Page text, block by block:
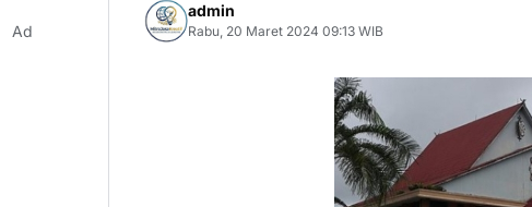
admin
Rabu, 20 Maret 2024 09:13 WIB
Ad